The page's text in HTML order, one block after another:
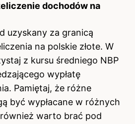
dochodów na
uzyskany za granicą
na polskie złote. W
z kursu średniego NBP
wypłatę
Pamiętaj, że różne
być wypłacane w różnych
warto brać pod